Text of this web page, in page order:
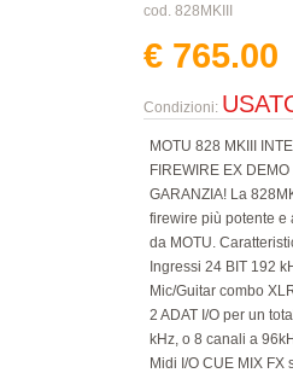
cod. 828MKIII
€ 765.00
Condizioni:
MOTU 828 MKIII
FIREWIRE EX DEMO
GARANZIA! La
firewire più potente e
da MOTU.
Ingressi 24 BIT 192
Mic/Guitar combo
2 ADAT I/O per un
kHz, o 8 canali a
Midi I/O CUE MIX FX